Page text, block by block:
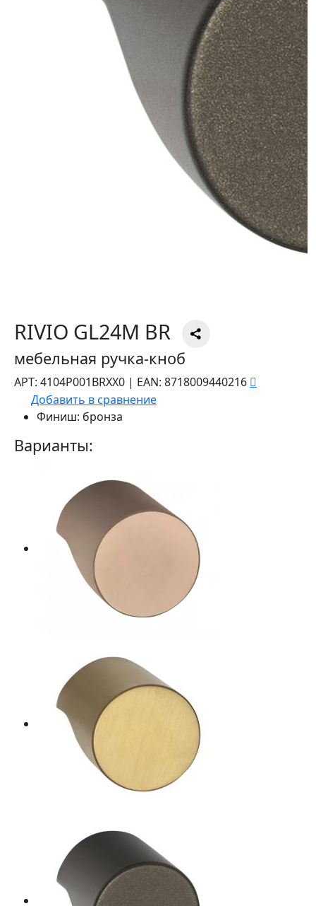
RIVIO GL24M BR
мебельная ручка-кноб
АРТ: 4104P001BRXX0 | EAN: 8718009440216
Добавить в сравнение
Финиш: бронза
Варианты: